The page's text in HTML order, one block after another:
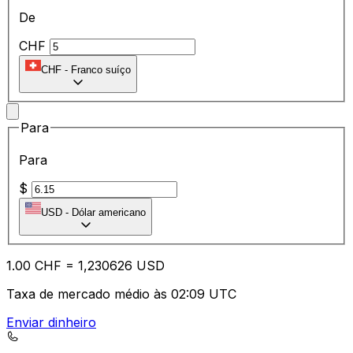
De
CHF
CHF - Franco suíço
Para
Para
$
USD - Dólar americano
1.00 CHF = 1,230626 USD
Taxa de mercado médio às 02:09 UTC
Enviar dinheiro